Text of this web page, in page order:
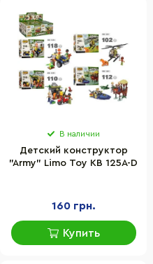
В наличии
Детский конструктор
"Army" Limo Toy KB 125A-D
160 грн.
Купить